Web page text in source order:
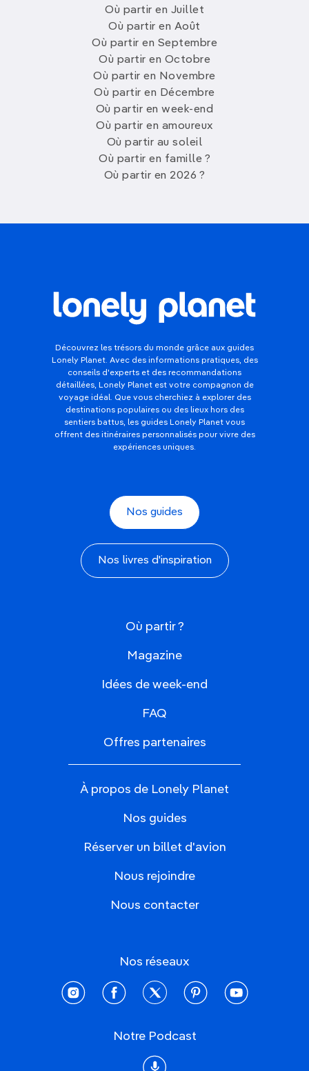
Où partir en Juillet
Où partir en Août
Où partir en Septembre
Où partir en Octobre
Où partir en Novembre
Où partir en Décembre
Où partir en week-end
Où partir en amoureux
Où partir au soleil
Où partir en famille ?
Où partir en 2026 ?
Découvrez les trésors du monde grâce aux guides
Lonely Planet. Avec des informations pratiques, des
conseils d'experts et des recommandations
détaillées, Lonely Planet est votre compagnon de
voyage idéal. Que vous cherchiez à explorer des
destinations populaires ou des lieux hors des
sentiers battus, les guides Lonely Planet vous
offrent des itinéraires personnalisés pour vivre des
expériences uniques.
Nos guides
Nos livres d'inspiration
Où partir ?
Magazine
Idées de week-end
FAQ
Offres partenaires
À propos de Lonely Planet
Nos guides
Réserver un billet d'avion
Nous rejoindre
Nous contacter
Nos réseaux
instagramfacebooktwitter pinterestyoutube
Notre Podcast
Podcast